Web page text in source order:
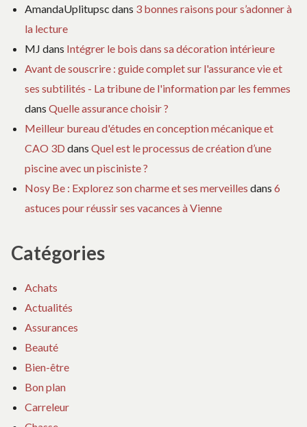
AmandaUplitupsc dans 3 bonnes raisons pour s’adonner à
la lecture
MJ dans Intégrer le bois dans sa décoration intérieure
Avant de souscrire : guide complet sur l'assurance vie et
ses subtilités - La tribune de l'information par les femmes
dans Quelle assurance choisir ?
Meilleur bureau d'études en conception mécanique et
CAO 3D dans Quel est le processus de création d’une
piscine avec un pisciniste ?
Nosy Be : Explorez son charme et ses merveilles dans 6
astuces pour réussir ses vacances à Vienne
Catégories
Achats
Actualités
Assurances
Beauté
Bien-être
Bon plan
Carreleur